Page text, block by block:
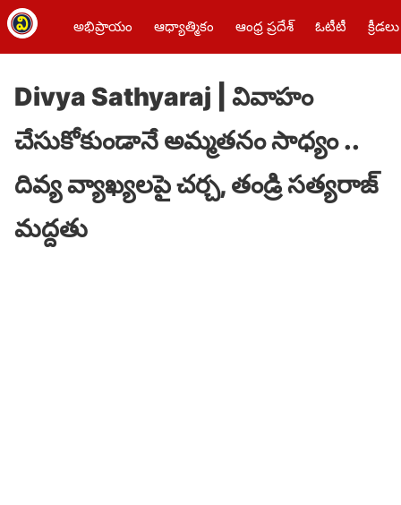
అభిప్రాయం ఆధ్యాత్మికం ఆంధ్ర ప్రదేశ్ ఓటీటీ క్రీడలు
Divya Sathyaraj | వివాహం
చేసుకోకుండానే అమ్మ‌తనం సాధ్యం ..
దివ్య వ్యాఖ్యలపై చర్చ, తండ్రి సత్యరాజ్
మద్దతు